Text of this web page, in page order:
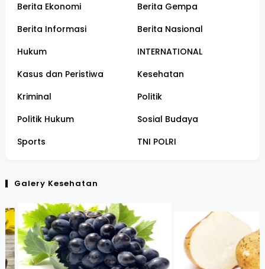
Berita Ekonomi
Berita Gempa
Berita Informasi
Berita Nasional
Hukum
INTERNATIONAL
Kasus dan Peristiwa
Kesehatan
Kriminal
Politik
Politik Hukum
Sosial Budaya
Sports
TNI POLRI
Galery Kesehatan